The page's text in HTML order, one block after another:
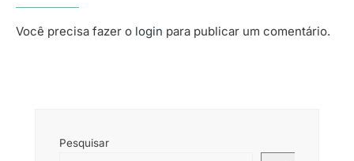
Você precisa fazer o login para publicar um comentário.
Pesquisar